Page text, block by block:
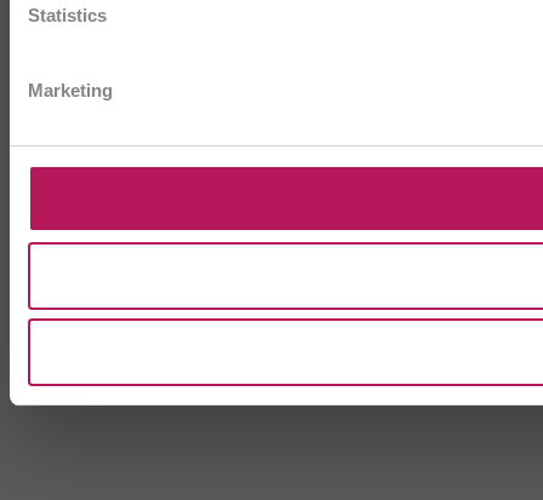
Statistics
Marketing